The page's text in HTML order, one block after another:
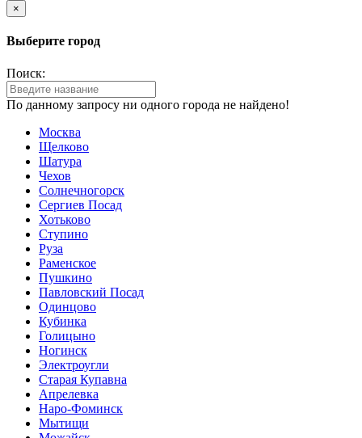
×
Выберите город
Поиск:
По данному запросу ни одного города не найдено!
Москва
Щелково
Шатура
Чехов
Солнечногорск
Сергиев Посад
Хотьково
Ступино
Руза
Раменское
Пушкино
Павловский Посад
Одинцово
Кубинка
Голицыно
Ногинск
Электроугли
Старая Купавна
Апрелевка
Наро-Фоминск
Мытищи